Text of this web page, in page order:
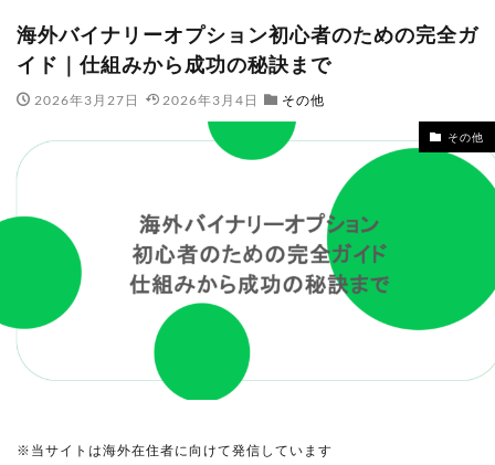
海外バイナリーオプション初心者のための完全ガ
イド｜仕組みから成功の秘訣まで
2026年3月27日 2026年3月4日 その他
その他
※当サイトは海外在住者に向けて発信しています